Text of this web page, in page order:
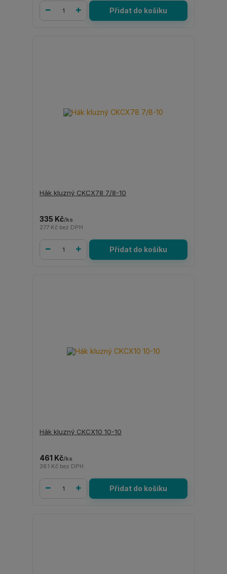
Přidat do košíku
Hák kluzný CKCX78 7/8-10
335 Kč/ks
277 Kč bez DPH
Přidat do košíku
Hák kluzný CKCX10 10-10
461 Kč/ks
381 Kč bez DPH
Přidat do košíku